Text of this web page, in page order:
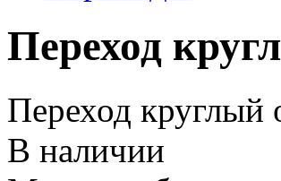
Переход
Переход круглый
В наличии